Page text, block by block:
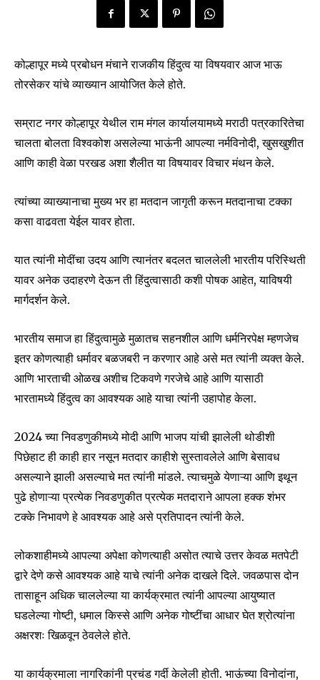
Join our community of
SUBSCRIBERS and be part of the
conversation.
To subscribe, simply enter your email address on our website
or click the subscribe button below. Don't worry, we respect
your privacy and won't spam your inbox. Your information is
safe with us.
SUBSCRIBE
कोल्हापूर मध्ये प्रबोधन मंचाने राजकीय हिंदुत्व या विषयवार आज भाऊ
तोरसेकर यांचे व्याख्यान आयोजित केले होते.
सम्राट नगर कोल्हापूर येथील राम मंगल कार्यालयामध्ये मराठी पत्रकारितेचा
चालता बोलता विश्वकोश असलेल्या भाऊंनी आपल्या नर्मविनोदी, खुसखुशीत
आणि काही वेळा परखड अशा शैलीत या विषयावर विचार मंथन केले.
त्यांच्या व्याख्यानाचा मुख्य भर हा मतदान जागृती करून मतदानाचा टक्का
कसा वाढवता येईल यावर होता.
यात त्यांनी मोदींचा उदय आणि त्यानंतर बदलत चाललेली भारतीय परिस्थिती
यावर अनेक उदाहरणे देऊन ती हिंदुत्वासाठी कशी पोषक आहेत, याविषयी
मार्गदर्शन केले.
भारतीय समाज हा हिंदुत्वामुळे मुळातच सहनशील आणि धर्मनिरपेक्ष म्हणजेच
इतर कोणत्याही धर्मावर बळजबरी न करणार आहे असे मत त्यांनी व्यक्त केले.
आणि भारताची ओळख अशीच टिकवणे गरजेचे आहे आणि यासाठी
भारतामध्ये हिंदुत्व का आवश्यक आहे याचा त्यांनी उहापोह केला.
2024 च्या निवडणुकीमध्ये मोदी आणि भाजप यांची झालेली थोडीशी
पिछेहाट ही काही हार नसून मतदार काहीशे सुस्तावलेले आणि बेसावध
असल्याने झाली असल्याचे मत त्यांनी मांडले. त्याचमुळे येणाऱ्या आणि इथून
पुढे होणाऱ्या प्रत्येक निवडणुकीत प्रत्येक मतदाराने आपला हक्क शंभर
टक्के निभावणे हे आवश्यक आहे असे प्रतिपादन त्यांनी केले.
लोकशाहीमध्ये आपल्या अपेक्षा कोणत्याही असोत त्याचे उत्तर केवळ मतपेटी
द्वारे देणे कसे आवश्यक आहे याचे त्यांनी अनेक दाखले दिले. जवळपास दोन
तासाहून अधिक चाललेल्या या कार्यक्रमात त्यांनी आपल्या आयुष्यात
घडलेल्या गोष्टी, धमाल किस्से आणि अनेक गोष्टींचा आधार घेत श्रोत्यांना
अक्षरशः खिळवून ठेवलेले होते.
या कार्यक्रमाला नागरिकांनी प्रचंड गर्दी केलेली होती. भाऊंच्या विनोदांना,